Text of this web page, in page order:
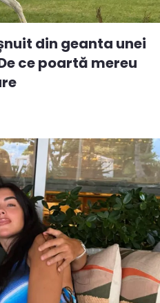
din geanta unei
ce poartă mereu